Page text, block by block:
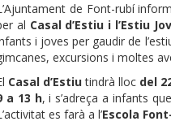
de Font-rubí
al Casal d’Estiu i l’Estiu
i joves per gaudir de
excursions i moltes
Casal d’Estiutindrà lloc del
a 13 h, i s’adreça a infants
es farà a l’Escola